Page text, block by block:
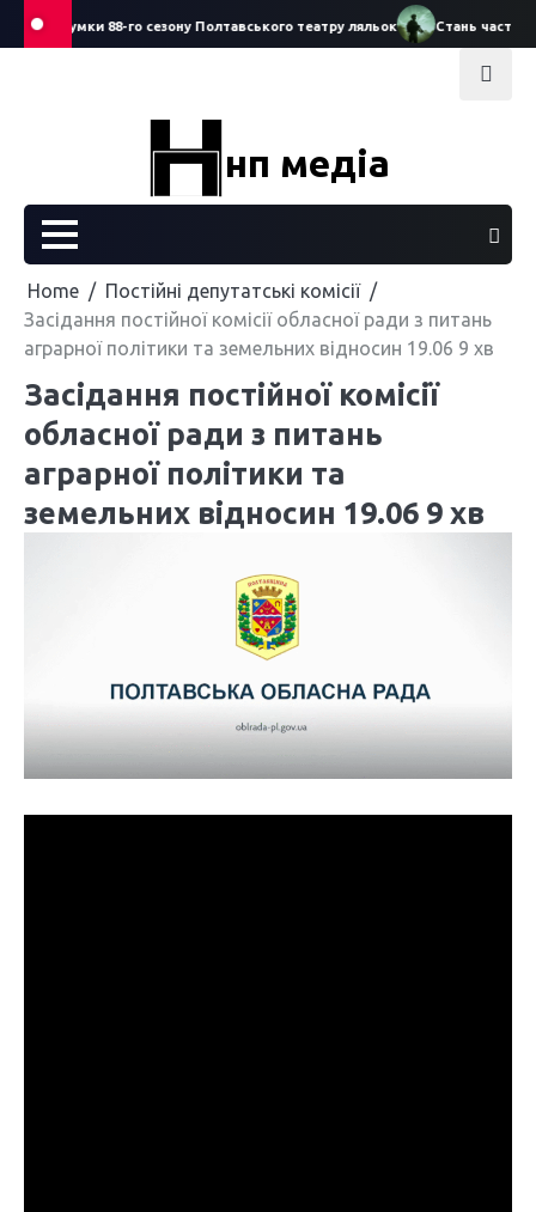
Skip
підсумки 88-го сезону Полтавського театру ляльок Стань частиною
нп медіа
Home
Постійні депутатські комісії
Засідання постійної комісії обласної ради з питань
аграрної політики та земельних відносин 19.06 9 хв
Засідання постійної комісії
обласної ради з питань
аграрної політики та
земельних відносин 19.06 9 хв